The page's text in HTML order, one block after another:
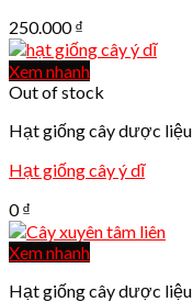
250.000₫
Xem nhanh
Out of stock
Hạt giống cây dược liệu
Hạt giống cây ý dĩ
0₫
Xem nhanh
Hạt giống cây dược liệu